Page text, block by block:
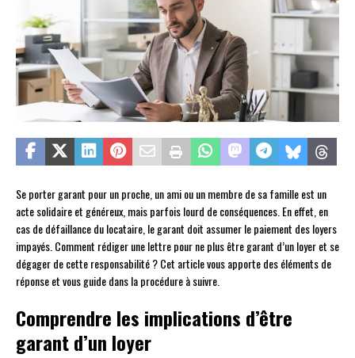
Se porter garant pour un proche, un ami ou un membre de sa famille est un
acte solidaire et généreux, mais parfois lourd de conséquences. En effet, en
cas de défaillance du locataire, le garant doit assumer le paiement des loyers
impayés. Comment rédiger une lettre pour ne plus être garant d’un loyer et se
dégager de cette responsabilité ? Cet article vous apporte des éléments de
réponse et vous guide dans la procédure à suivre.
Comprendre les implications d’être
garant d’un loyer